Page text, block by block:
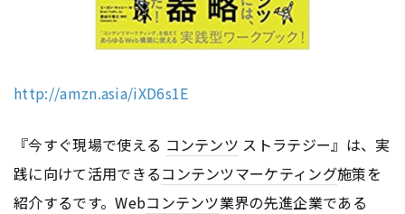
http://amzn.asia/iXD6s1E
『今すぐ現場で使える コンテンツ ストラテジー』は、実
践に向けて活用できるコンテンツマーケティング施策を
紹介するです。Webコンテンツ業界の先進企業である